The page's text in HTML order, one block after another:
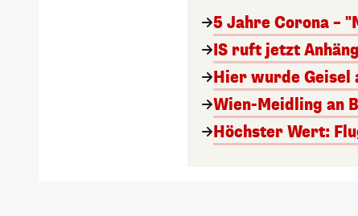
5 Jahre Corona –
IS ruft jetzt
Hier wurde Geisel
Wien-Meidling an
Höchster Wert: